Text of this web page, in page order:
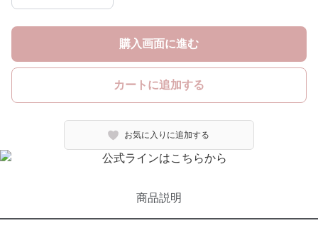
購入画面に進む
カートに追加する
お気に入りに追加する
商品説明